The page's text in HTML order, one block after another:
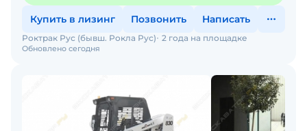
Купить в лизинг Позвонить Написать
Обновлено сегодня
Роктрак Рус (бывш. Рокла Рус) 2 года на площадке